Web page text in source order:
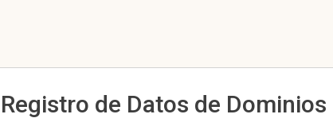
Registro de Datos de Dominios